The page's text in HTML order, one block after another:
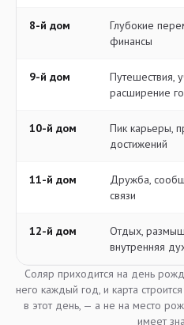
8-й дом
Глубокие
финансы
9-й дом
Путешествия,
расширение
10-й дом
Пик карьеры,
достижений
11-й дом
Дружба,
связи
12-й дом
Отдых,
внутренняя
Соляр приходится на день
него каждый год, и карта
в этот день, — а не на место
имеет